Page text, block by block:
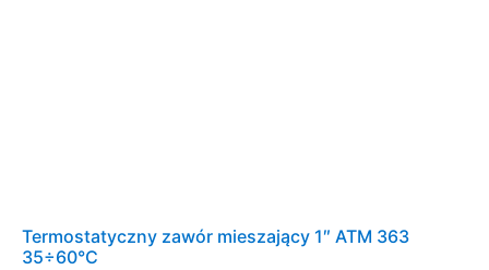
Termostatyczny zawór mieszający 1″ ATM 363
35÷60°C